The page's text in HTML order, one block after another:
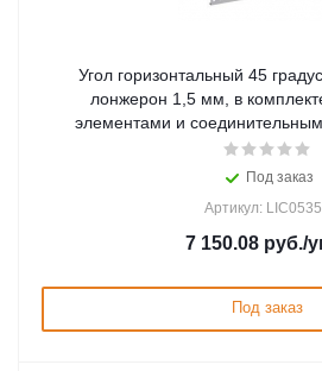
Угол горизонтальный 45
лонжерон 1,5 мм, в комплекте с крепежными
элементами и
Под заказ
Артикул:
7 150.08руб./
Под заказ